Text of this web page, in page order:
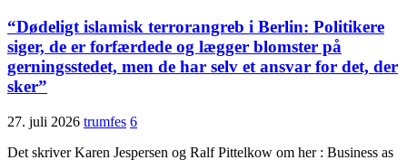
“Dødeligt islamisk terrorangreb i Berlin: Politikere
siger, de er forfærdede og lægger blomster på
gerningsstedet, men de har selv et ansvar for det, der
sker”
27. juli 2026 trumfes 6
Det skriver Karen Jespersen og Ralf Pittelkow om her : Business as